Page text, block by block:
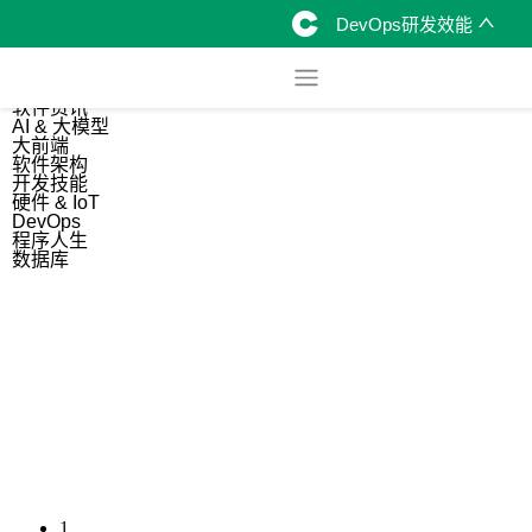
DevOps研发效能
软件资讯
AI & 大模型
大前端
软件架构
开发技能
硬件 & IoT
DevOps
程序人生
数据库
1